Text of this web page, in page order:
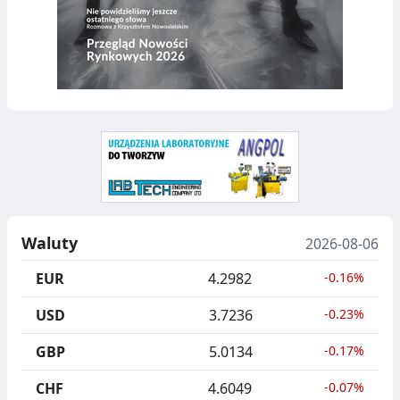
T
W
O
R
Z
Y
W
Z
C
Z
O
R
U
O
D
P
A
Ó
Waluty
2026-08-06
EUR
4.2982 -0.16%
USD 3.7236 -0.23%
GBP 5.0134 -0.17%
CHF 4.6049 -0.07%